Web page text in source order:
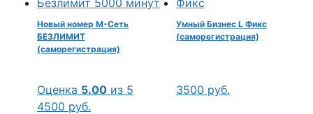
Новый номер М-Сеть
БЕЗЛИМИТ
(саморегистрация)
Оценка 5.00 из 5
4500 руб.
Умный Бизнес L Фикс
(саморегистрация)
3500 руб.